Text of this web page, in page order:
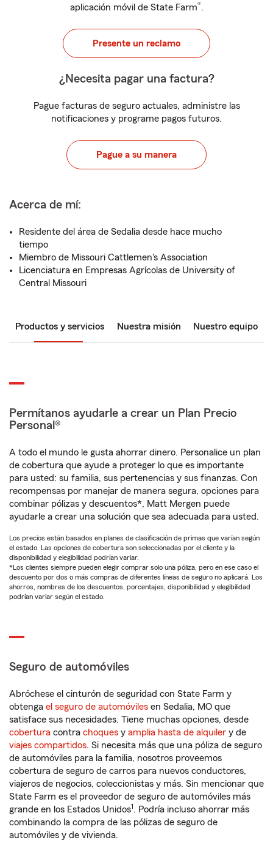
aplicación móvil de State Farm®.
Presente un reclamo
¿Necesita pagar una factura?
Pague facturas de seguro actuales, administre las
notificaciones y programe pagos futuros.
Pague a su manera
Acerca de mí:
Residente del área de Sedalia desde hace mucho
tiempo
Miembro de Missouri Cattlemen's Association
Licenciatura en Empresas Agrícolas de University of
Central Missouri
Productos y servicios Nuestra misión Nuestro equipo
Permítanos ayudarle a crear un Plan Precio
Personal®
A todo el mundo le gusta ahorrar dinero. Personalice un plan
de cobertura que ayude a proteger lo que es importante
para usted: su familia, sus pertenencias y sus finanzas. Con
recompensas por manejar de manera segura, opciones para
combinar pólizas y descuentos*, Matt Mergen puede
ayudarle a crear una solución que sea adecuada para usted.
Los precios están basados en planes de clasificación de primas que varían según
el estado. Las opciones de cobertura son seleccionadas por el cliente y la
disponibilidad y elegibilidad podrían variar.
*Los clientes siempre pueden elegir comprar solo una póliza, pero en ese caso el
descuento por dos o más compras de diferentes líneas de seguro no aplicará. Los
ahorros, nombres de los descuentos, porcentajes, disponibilidad y elegibilidad
podrían variar según el estado.
Seguro de automóviles
Abróchese el cinturón de seguridad con State Farm y
obtenga el seguro de automóviles en Sedalia, MO que
satisface sus necesidades. Tiene muchas opciones, desde
cobertura contra choques y amplia hasta de alquiler y de
viajes compartidos. Si necesita más que una póliza de seguro
de automóviles para la familia, nosotros proveemos
cobertura de seguro de carros para nuevos conductores,
viajeros de negocios, coleccionistas y más. Sin mencionar que
State Farm es el proveedor de seguro de automóviles más
grande en los Estados Unidos1. Podría incluso ahorrar más
combinando la compra de las pólizas de seguro de
automóviles y de vivienda.